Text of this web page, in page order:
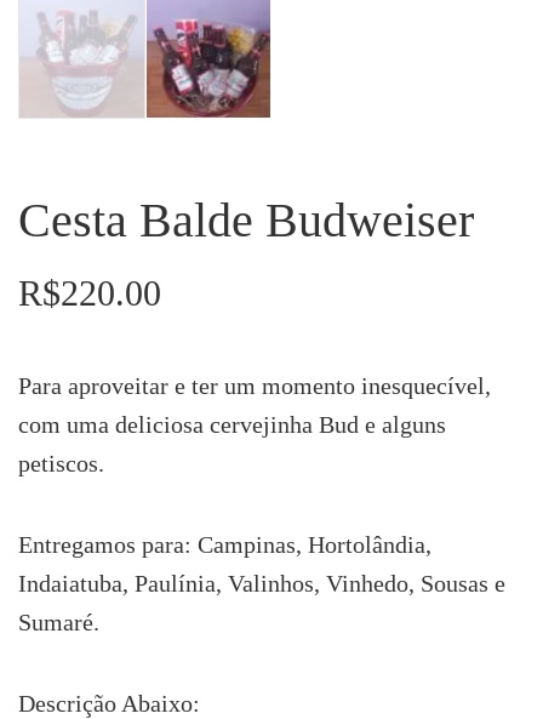
Cesta Balde Budweiser
R$220.00
Para aproveitar e ter um momento inesquecível,
com uma deliciosa cervejinha Bud e alguns
petiscos.
Entregamos para: Campinas, Hortolândia,
Indaiatuba, Paulínia, Valinhos, Vinhedo, Sousas e
Sumaré.
Descrição Abaixo: